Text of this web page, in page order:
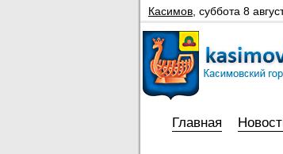
Касимов суббота 8
Главная